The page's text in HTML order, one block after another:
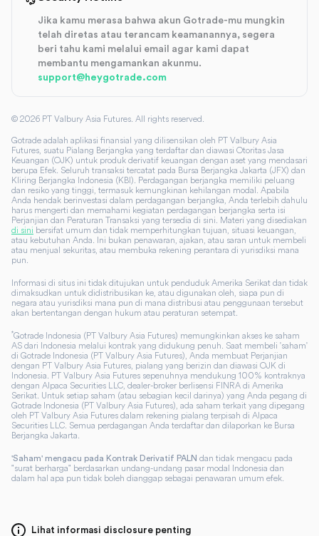
Jika kamu merasa bahwa akun Gotrade-mu mungkin
telah diretas atau terancam keamanannya, segera
beri tahu kami melalui email agar kami dapat
membantu mengamankan akunmu.
support@heygotrade.com
© 2026 PT Valbury Asia Futures. All rights reserved.
Gotrade adalah aplikasi finansial yang dilisensikan oleh PT Valbury Asia
Futures, suatu Pialang Berjangka yang terdaftar dan diawasi Otoritas Jasa
Keuangan (OJK) untuk produk derivatif keuangan dengan aset yang mendasari
berupa Efek. Seluruh transaksi tercatat pada Bursa Berjangka Jakarta (JFX) dan
Kliring Berjangka Indonesia (KBI). Perdagangan berjangka memiliki peluang
dan resiko yang tinggi, termasuk kemungkinan kehilangan modal. Apabila
Anda hendak berinvestasi dalam perdagangan berjangka, Anda terlebih dahulu
harus mengerti dan memahami kegiatan perdagangan berjangka serta isi
Perjanjian dan Peraturan Transaksi yang tersedia di sini. Materi yang disediakan
di sini bersifat umum dan tidak memperhitungkan tujuan, situasi keuangan,
atau kebutuhan Anda. Ini bukan penawaran, ajakan, atau saran untuk membeli
atau menjual sekuritas, atau membuka rekening perantara di yurisdiksi mana
pun.
Informasi di situs ini tidak ditujukan untuk penduduk Amerika Serikat dan tidak
dimaksudkan untuk didistribusikan ke, atau digunakan oleh, siapa pun di
negara atau yurisdiksi mana pun di mana distribusi atau penggunaan tersebut
akan bertentangan dengan hukum atau peraturan setempat.
*Gotrade Indonesia (PT Valbury Asia Futures) memungkinkan akses ke saham
AS dari Indonesia melalui kontrak yang didukung penuh. Saat membeli 'saham'
di Gotrade Indonesia (PT Valbury Asia Futures), Anda membuat Perjanjian
dengan PT Valbury Asia Futures, pialang yang berizin dan diawasi OJK di
Indonesia. PT Valbury Asia Futures sepenuhnya mendukung 100% kontraknya
dengan Alpaca Securities LLC, dealer-broker berlisensi FINRA di Amerika
Serikat. Untuk setiap saham (atau sebagian kecil darinya) yang Anda pegang di
Gotrade Indonesia (PT Valbury Asia Futures), ada saham terkait yang dipegang
oleh PT Valbury Asia Futures dalam rekening pialang terpisah di Alpaca
Securities LLC. Semua perdagangan Anda terdaftar dan dilaporkan ke Bursa
Berjangka Jakarta.
'Saham' mengacu pada Kontrak Derivatif PALN dan tidak mengacu pada
"surat berharga" berdasarkan undang-undang pasar modal Indonesia dan
dalam hal apa pun tidak boleh dianggap sebagai penawaran umum efek.
Lihat informasi disclosure penting